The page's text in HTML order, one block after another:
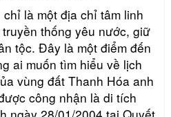
là một địa chỉ tâm linh
thống yêu nước, giữ
tộc. Đây là một điểm đến
ai muốn tìm hiểu về lịch
vùng đất Thanh Hóa anh
công nhận là di tích